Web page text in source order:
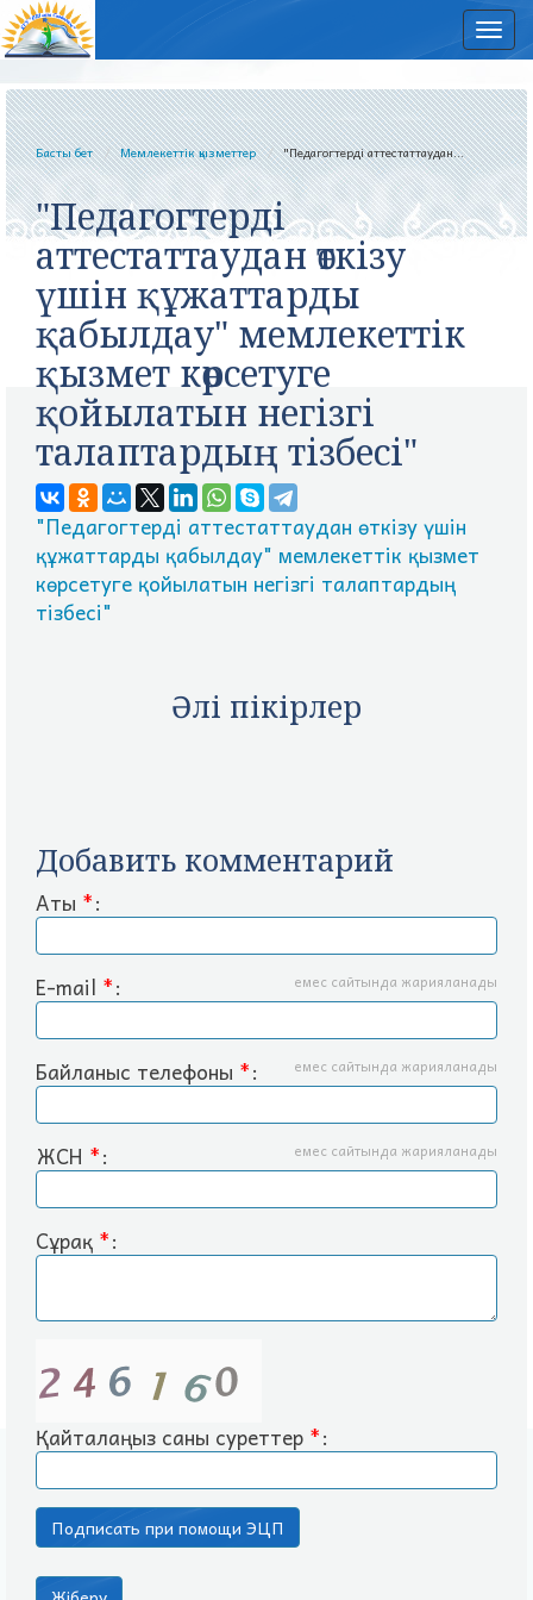
Басты бет Мемлекеттік қызметтер "Педагогтерді аттестаттаудан...
"Педагогтерді
аттестаттаудан өткізу
үшін құжаттарды
қабылдау" мемлекеттік
қызмет көрсетуге
қойылатын негізгі
талаптардың тізбесі"
"Педагогтерді аттестаттаудан өткізу үшін
құжаттарды қабылдау" мемлекеттік қызмет
көрсетуге қойылатын негізгі талаптардың
тізбесі"
Әлі пікірлер
Добавить комментарий
Аты *:
E-mail *: емес сайтында жарияланады
Байланыс телефоны *: емес сайтында жарияланады
ЖСН *: емес сайтында жарияланады
Сұрақ *:
Қайталаңыз саны суреттер *: